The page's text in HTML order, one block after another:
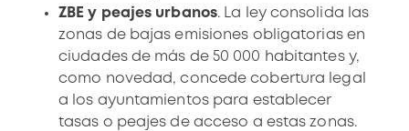
ZBE y peajes urbanos. La ley consolida las
zonas de bajas emisiones obligatoriasen
ciudades de más de 50 000 habitantes y,
como novedad, concede cobertura legal
a los ayuntamientos para establecer
tasas o peajes de acceso a estas zonas.